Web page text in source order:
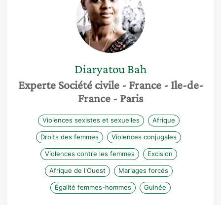
Diaryatou Bah
Experte Société civile - France - Ile-de-
France - Paris
Violences sexistes et sexuelles Afrique
Droits des femmes Violences conjugales
Violences contre les femmes Excision
Afrique de l'Ouest Mariages forcés
Égalité femmes-hommes Guinée